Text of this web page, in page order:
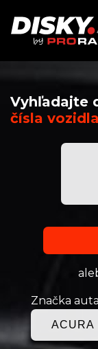
Vyhľadajte
čísla vozidla
Značka auta